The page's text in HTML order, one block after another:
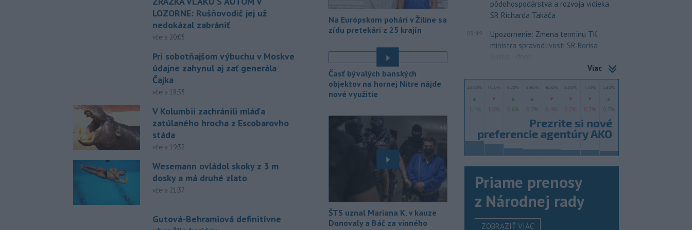
LOZORNE: Rušňovodič jej už
nedokázal zabrániť
včera 20:05
Pri sobotňajšom výbuchu v Moskve
údajne zahynul aj zať generála
Čajka
včera 18:55
V Kolumbii zachránili mláďa
zatúlaného hrocha z Escobarovho
stáda
včera 19:32
Wesemann ovládol skoky z 3 m
dosky a má druhé zlato
včera 21:37
Gutová-Behramiová definitívne
20:02 - Na jednokoľajovom
železničnom priecestí v Lozorne
nákladného vlaku s osobným
motorovým vozidlom.
19:29 - Úrady v severovýchodnej
Kolumbii v stredu zachránili
zatúlané mláďa
podvýživy. Ide o jedinca z približne
200 hrochov, ktoré sa v krajine
rozmnožili po tom, ako niekoľko
zvierat do Kolumbie priniesol Pablo
Švajčiarska lyžiarka Lara
Gutová-Behramiová sa rozhodla
ukončiť svoju kariéru.
18:52 - Pri výbuchu nastraženej
Na Európskom pohári v Žiline sa
zídu pretekári z 25 krajín
Časť bývalých banských
objektov na hornej Nitre nájde
nové využitie
ŠTS uznal Mariana K. v kauze
Donovaly a Báč za vinného
pôdohospodárstva a rozvoja vidieka
SR Richarda Takáča
09:49
Upozornenie: Zmena termínu TK
ministra spravodlivosti SR Borisa
Suska - dnes
Viac
Priame prenosy
z Národnej rady
ZOBRAZIŤ VIAC